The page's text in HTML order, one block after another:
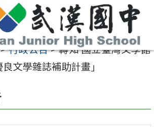
行政公告>轉知 國立臺灣文學館
文學雜誌補助計畫」